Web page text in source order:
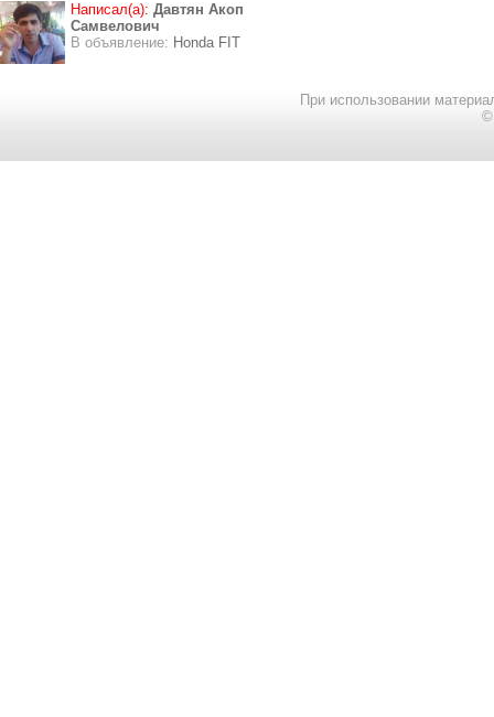
Написал(а): Давтян Акоп
Самвелович
В объявление: Honda FIT
При использовании